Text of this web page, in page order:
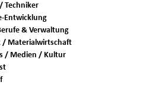
Techniker
Entwicklung
& Verwaltung
/ Materialwirtschaft
/ Medien / Kultur